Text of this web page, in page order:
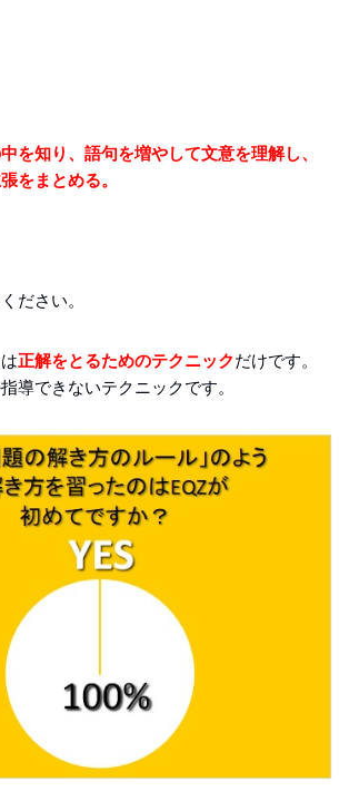
を知り、語句を増やして文意を理解し、
をまとめる。
ださい。
正解をとるためのテクニックだけです。
導できないテクニックです。